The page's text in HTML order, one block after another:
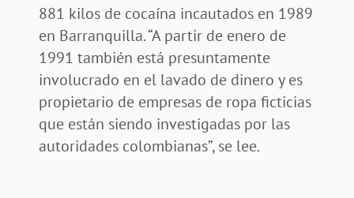
881 kilos de cocaína incautados en 1989
en Barranquilla. “A partir de enero de
1991 también está presuntamente
involucrado en el lavado de dinero y es
propietario de empresas de ropa ficticias
que están siendo investigadas por las
autoridades colombianas”, se lee.